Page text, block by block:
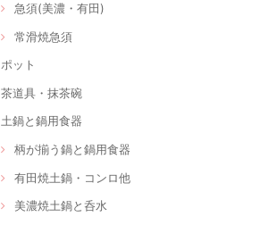
急須(美濃・有田)
常滑焼急須
ポット
茶道具・抹茶碗
土鍋と鍋用食器
柄が揃う鍋と鍋用食器
有田焼土鍋・コンロ他
美濃焼土鍋と呑水